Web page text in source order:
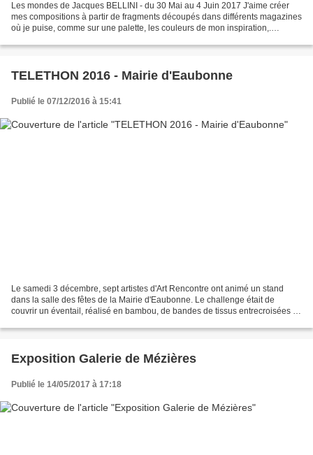
Les mondes de Jacques BELLINI - du 30 Mai au 4 Juin 2017 J'aime créer
mes compositions à partir de fragments découpés dans différents magazines
où je puise, comme sur une palette, les couleurs de mon inspiration,.
TELETHON 2016 - Mairie d'Eaubonne
Publié le 07/12/2016 à 15:41
Le samedi 3 décembre, sept artistes d'Art Rencontre ont animé un stand
dans la salle des fêtes de la Mairie d'Eaubonne. Le challenge était de
couvrir un éventail, réalisé en bambou, de bandes de tissus entrecroisées et
Exposition Galerie de Mézières
Publié le 14/05/2017 à 17:18